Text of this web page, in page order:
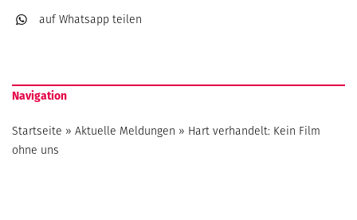
auf Whatsapp teilen
Navigation
Startseite » Aktuelle Meldungen » Hart verhandelt: Kein Film
ohne uns